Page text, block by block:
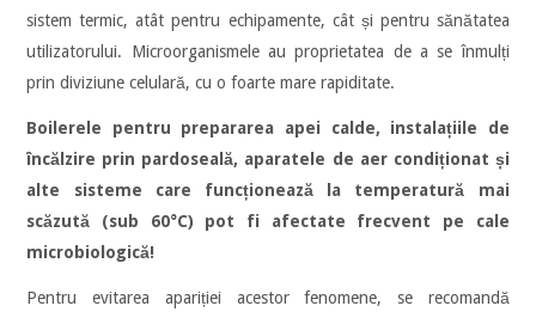
sistem termic, atât pentru echipamente, cât și pentru sănătatea
utilizatorului. Microorganismele au proprietatea de a se înmulți
prin diviziune celulară, cu o foarte mare rapiditate.
Boilerele pentru prepararea apei calde, instalațiile de
încălzire prin pardoseală, aparatele de aer condiționat și
alte sisteme care funcționează la temperatură mai
scăzută (sub 60°C) pot fi afectate frecvent pe cale
microbiologică!
Pentru evitarea apariției acestor fenomene, se recomandă